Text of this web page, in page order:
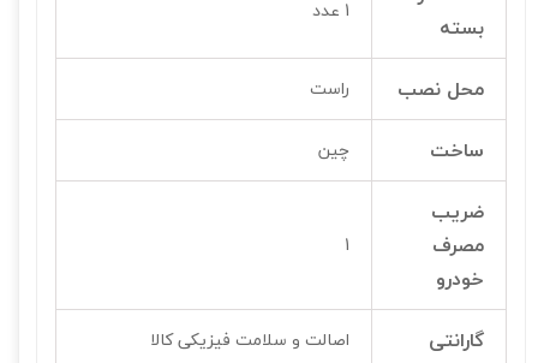
بسته
1 عدد
محل نصب راست
ساخت چین
ضریب
مصرف
خودرو
1
گارانتی اصالت و سلامت فیزیکی کالا